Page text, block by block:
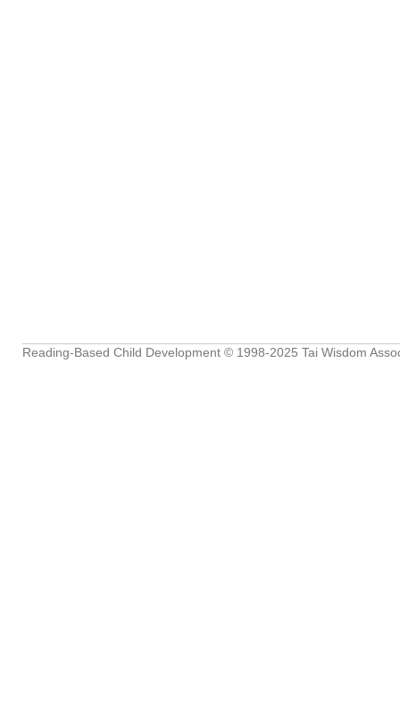
Reading-Based Child Development © 1998-2025 Tai Wisdom